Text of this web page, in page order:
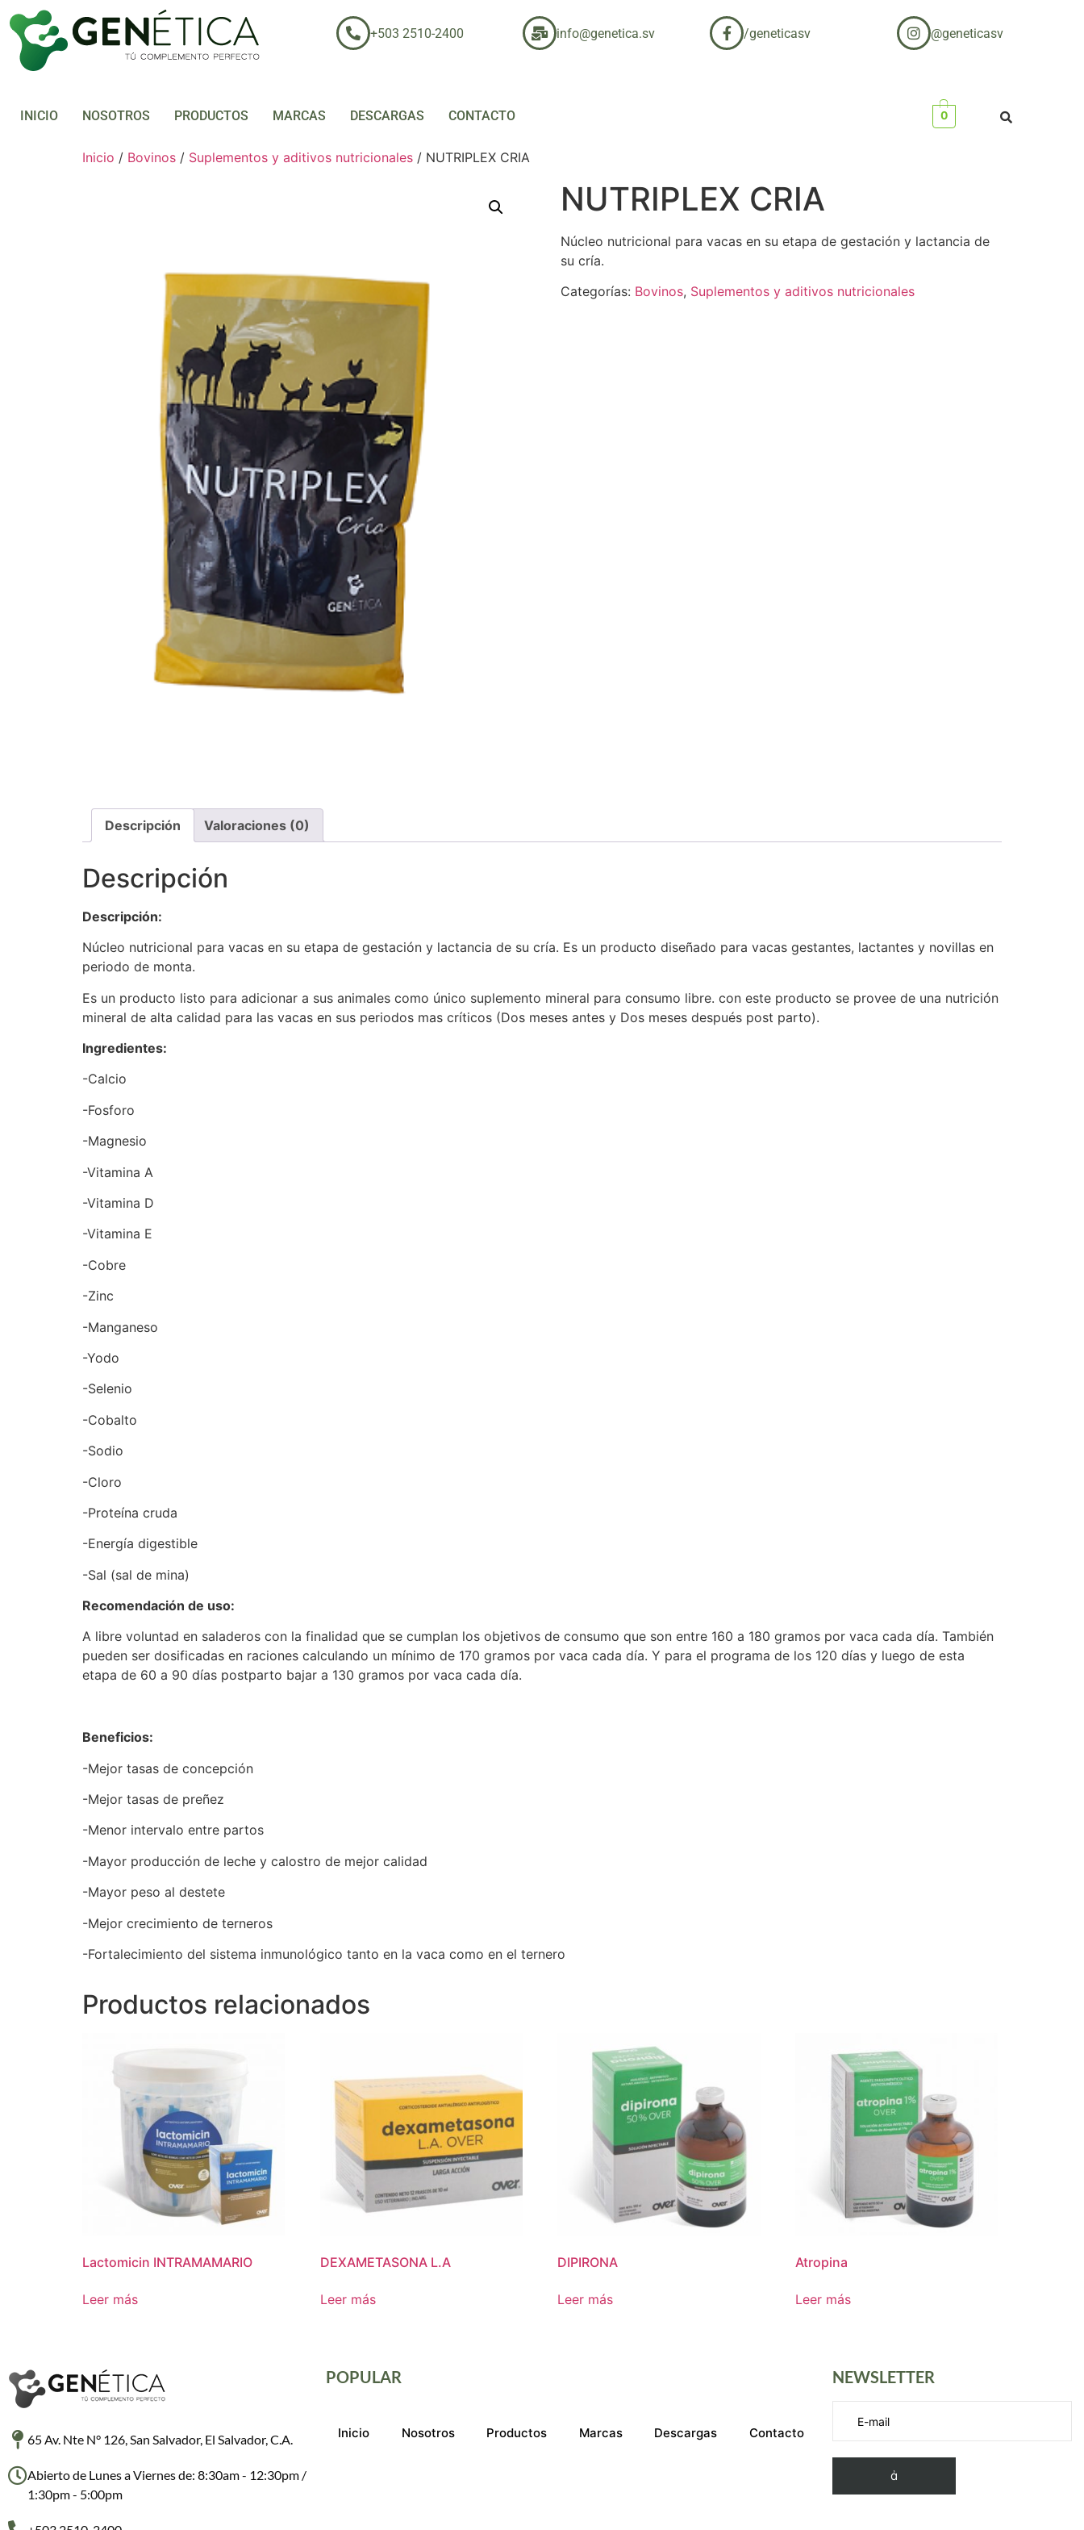
+503 2510-2400 info@genetica.sv /geneticasv @geneticasv
INICIO NOSOTROS PRODUCTOS MARCAS DESCARGAS CONTACTO 0
Inicio / Bovinos / Suplementos y aditivos nutricionales / NUTRIPLEX CRIA
NUTRIPLEX CRIA
Núcleo nutricional para vacas en su etapa de gestación y lactancia de
su cría.
Categorías: Bovinos, Suplementos y aditivos nutricionales
Descripción Valoraciones (0)
Descripción
Descripción:
Núcleo nutricional para vacas en su etapa de gestación y lactancia de su cría. Es un producto diseñado para vacas gestantes, lactantes y novillas en
periodo de monta.
Es un producto listo para adicionar a sus animales como único suplemento mineral para consumo libre. con este producto se provee de una nutrición
mineral de alta calidad para las vacas en sus periodos mas críticos (Dos meses antes y Dos meses después post parto).
Ingredientes:
-Calcio
-Fosforo
-Magnesio
-Vitamina A
-Vitamina D
-Vitamina E
-Cobre
-Zinc
-Manganeso
-Yodo
-Selenio
-Cobalto
-Sodio
-Cloro
-Proteína cruda
-Energía digestible
-Sal (sal de mina)
Recomendación de uso:
A libre voluntad en saladeros con la finalidad que se cumplan los objetivos de consumo que son entre 160 a 180 gramos por vaca cada día. También
pueden ser dosificadas en raciones calculando un mínimo de 170 gramos por vaca cada día. Y para el programa de los 120 días y luego de esta
etapa de 60 a 90 días postparto bajar a 130 gramos por vaca cada día.
Beneficios:
-Mejor tasas de concepción
-Mejor tasas de preñez
-Menor intervalo entre partos
-Mayor producción de leche y calostro de mejor calidad
-Mayor peso al destete
-Mejor crecimiento de terneros
-Fortalecimiento del sistema inmunológico tanto en la vaca como en el ternero
Productos relacionados
Lactomicin INTRAMAMARIO
Leer más
DEXAMETASONA L.A
Leer más
DIPIRONA
Leer más
Atropina
Leer más
65 Av. Nte N° 126, San Salvador, El Salvador, C.A.
Abierto de Lunes a Viernes de: 8:30am - 12:30pm /
1:30pm - 5:00pm
POPULAR
Inicio Nosotros Productos Marcas Descargas Contacto
NEWSLETTER